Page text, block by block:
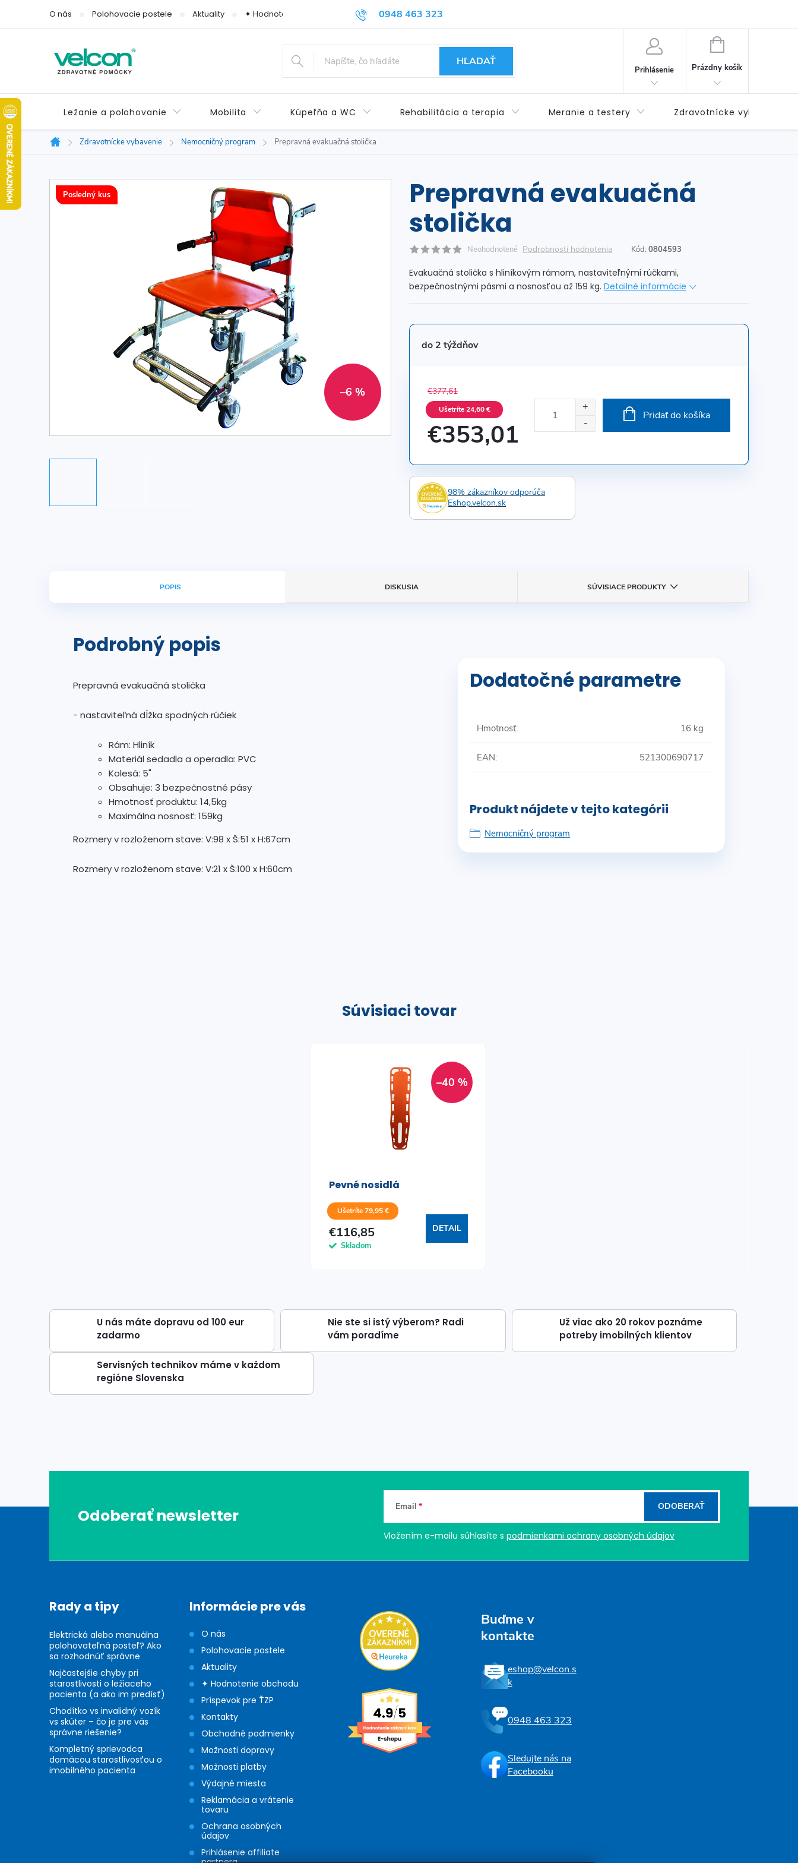
0948 463 323
O nás Polohovacie postele Aktuality ✦ Hodnotenie obchodu Príspevok pre ŤZP
HĽADAŤ
Prihlásenie
NÁKUPNÝ
KOŠÍK
Prázdny košík
Ležanie a polohovanie Mobilita Kúpeľňa a WC Rehabilitácia a terapia Meranie a testery Zdravotnícke vybavenie
Domov
Zdravotnícke vybavenie Nemocničný program Prepravná evakuačná stolička
Posledný kus
–6 %
Prepravná evakuačná
stolička
Neohodnotené Podrobnosti hodnotenia Kód: 0804593
Evakuačná stolička s hliníkovým rámom, nastaviteľnými rúčkami,
bezpečnostnými pásmi a nosnosťou až 159 kg. Detailné informácie
do 2 týždňov
€377,61
Ušetríte 24,60 €
€353,01
cena:
Pridať do košíka
98% zákazníkov odporúča
Eshop.velcon.sk
POPIS DISKUSIA SÚVISIACE PRODUKTY
Podrobný popis
Prepravná evakuačná stolička
- nastaviteľná dĺžka spodných rúčiek
Rám: Hliník
Materiál sedadla a operadla: PVC
Kolesá: 5"
Obsahuje: 3 bezpečnostné pásy
Hmotnosť produktu: 14,5kg
Maximálna nosnosť: 159kg
Rozmery v rozloženom stave: V:98 x Š:51 x H:67cm
Rozmery v rozloženom stave: V:21 x Š:100 x H:60cm
Dodatočné parametre
Hmotnosť: 16 kg
EAN: 521300690717
Produkt nájdete v tejto kategórii
Nemocničný program
Súvisiaci tovar
–40 %
Pevné nosidlá
Ušetríte 79,95 €
€116,85
Skladom
DETAIL
U nás máte dopravu od 100 eur
zadarmo
Nie ste si istý výberom? Radi
vám poradíme
Už viac ako 20 rokov poznáme
potreby imobilných klientov
Servisných technikov máme v každom
regióne Slovenska
Odoberať newsletter Email
Vložením e-mailu súhlasíte s podmienkami ochrany osobných údajov
ODOBERAŤ
Rady a tipy
Elektrická alebo manuálna
polohovateľná posteľ? Ako
sa rozhodnúť správne
Najčastejšie chyby pri
starostlivosti o ležiaceho
pacienta (a ako im predísť)
Chodítko vs invalidný vozík
vs skúter – čo je pre vás
správne riešenie?
Kompletný sprievodca
domácou starostlivosťou o
imobilného pacienta
Informácie pre vás
O nás
Polohovacie postele
Aktuality
✦ Hodnotenie obchodu
Príspevok pre ŤZP
Kontakty
Obchodné podmienky
Možnosti dopravy
Možnosti platby
Výdajné miesta
Reklamácia a vrátenie
tovaru
Ochrana osobných
údajov
Prihlásenie affiliate
Buďme v
kontakte
eshop@velcon.s
k
0948 463 323
Sledujte nás na
Facebooku